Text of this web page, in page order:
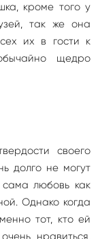
кроме того у
так же она
их в гости к
щедро
своего
долго не могут
любовь как
Однако когда
тот, кто ей
нравиться,